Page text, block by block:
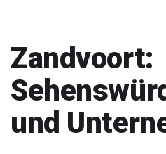
Zandvoort:
und